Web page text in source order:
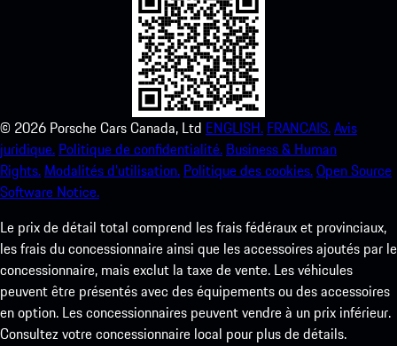
© 2026 Porsche Cars Canada, Ltd ENGLISH. FRANCAIS.Avis
juridique. Politique de confidentialité. Business & Human
Rights. Modalités d’utilisation. Politique des cookies.Open Source
Software Notice.
Le prix de détail total comprend les frais fédéraux et provinciaux,
les frais du concessionnaire ainsi que les accessoires ajoutés par le
concessionnaire, mais exclut la taxe de vente. Les véhicules
peuvent être présentés avec des équipements ou des accessoires
en option. Les concessionnaires peuvent vendre à un prix inférieur.
Consultez votre concessionnaire local pour plus de détails.